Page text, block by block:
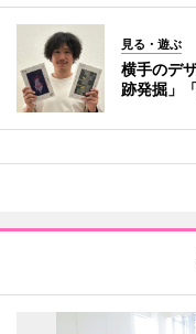
見る・遊ぶ
横手のデ
跡発掘」